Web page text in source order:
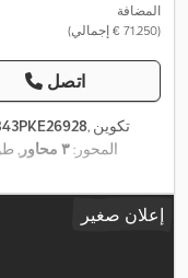
المضافة
(‏71.250 € إجمالي)
اتصل
, تكوين
المحور:٣ محاور ,
,
إعلان صغير